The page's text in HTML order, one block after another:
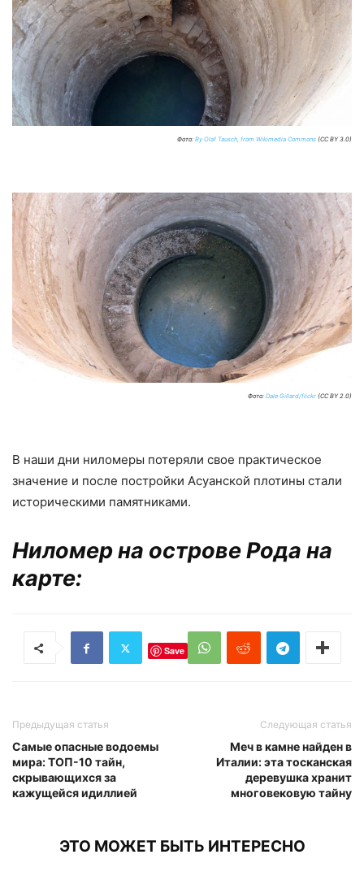
Фото: By Olaf Tausch, from Wikimedia Commons (CC BY 3.0)
Фото: Dale Gillard/flickr (CC BY 2.0)
В наши дни ниломеры потеряли свое практическое
значение и после постройки Асуанской плотины стали
историческими памятниками.
Ниломер на острове Рода на
карте:
Save
Предыдущая статья
Самые опасные водоемы
мира: ТОП-10 тайн,
скрывающихся за
кажущейся идиллией
Следующая статья
Меч в камне найден в
Италии: эта тосканская
деревушка хранит
многовековую тайну
ЭТО МОЖЕТ БЫТЬ ИНТЕРЕСНО